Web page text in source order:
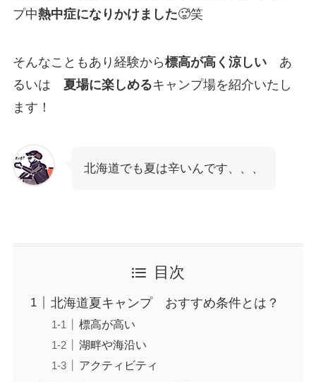
プ中熱中症になりかけました🥵笑
そんなこともあり経験から標高が高く涼しいあ
るいは 夏場に楽しめるキャンプ場を紹介いたし
ます！
北海道でも夏は辛いんです、、、
目次
北海道夏キャンプ おすすめ条件とは？
標高が高い
湖畔や海沿い
アクティビティ